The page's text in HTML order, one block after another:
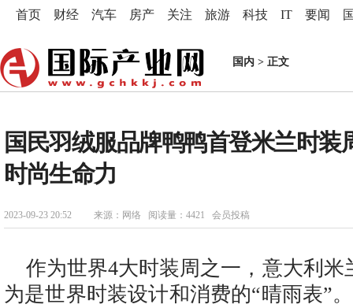
首页 财经 汽车 房产 关注 旅游 科技 IT 要闻
国内 > 正文
国民羽绒服品牌鸭鸭首登米兰时装
时尚生命力
2023-09-23 20:52 来源：网络 阅读量：4421 会员投稿
作为世界4大时装周之一，意大利米
为是世界时装设计和消费的“晴雨表”